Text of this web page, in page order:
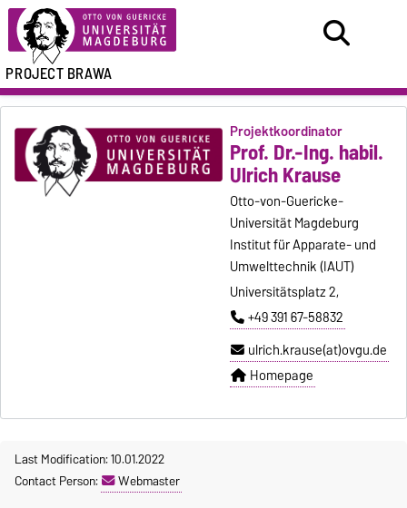
PROJECT BRAWA
Projektkoordinator
Prof. Dr.-Ing. habil.
Ulrich Krause
Otto-von-Guericke-
Universität Magdeburg
Institut für Apparate- und
Umwelttechnik (IAUT)
Universitätsplatz 2,
+49 391 67-58832
ulrich.krause(at)ovgu.de
Homepage
Last Modification: 10.01.2022
Contact Person:
Webmaster